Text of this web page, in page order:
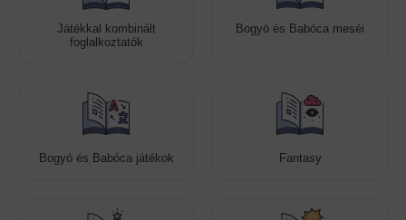
Játékkal kombinált
foglalkoztatók
Bogyó és Babóca meséi
Bogyó és Babóca játékok Fantasy